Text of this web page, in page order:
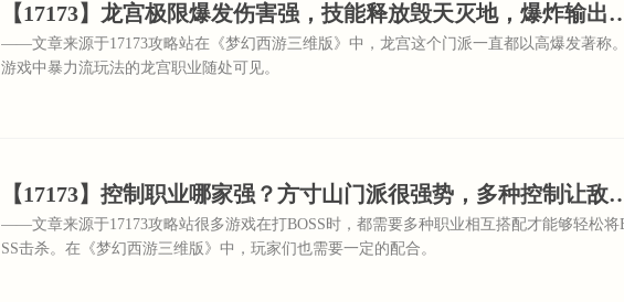
【17173】龙宫极限爆发伤害强，技能
——文章来源于17173攻略站在《梦幻西游三维版》中，龙宫这个门派一直都以高爆发著称
游戏中暴力流玩法的龙宫职业随处可见。
【17173】控制职业哪家强？方寸山
——文章来源于17173攻略站很多游戏在打BOSS时，都需要多种职业相互搭配才能够轻松将
SS击杀。在《梦幻西游三维版》中，玩家们也需要一定的配合。